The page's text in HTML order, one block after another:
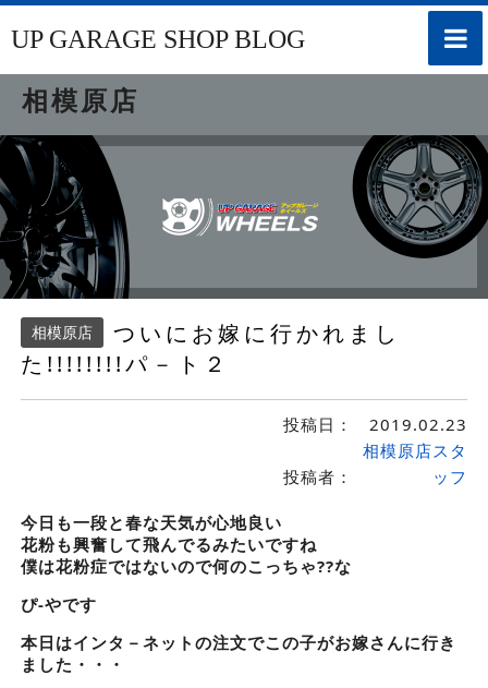
toggle
UP GARAGE SHOP BLOG
相模原店
相模原店
ついにお嫁に行かれまし
た!!!!!!!!パ－ト２
投稿日： 2019.02.23
投稿者：
相模原店スタ
ッフ
今日も一段と春な天気が心地良い
花粉も興奮して飛んでるみたいですね
僕は花粉症ではないので何のこっちゃ??な
ぴ-やです
本日はインタ－ネットの注文でこの子がお嫁さんに行き
ました・・・